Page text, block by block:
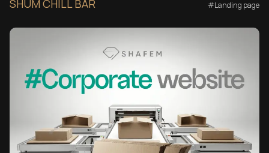
SHUM CHILL BAR #Landing page